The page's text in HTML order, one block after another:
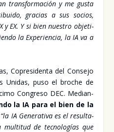
trans­for­ma­ción y me gus­ta
gra­cias a sus socios,
y EX. Y si bien nues­tro obje­ti­
la Expe­rien­cia, la IA va a
Copre­si­den­ta del Con­se­jo
Uni­das, puso el bro­che de
Con­gre­so DEC. Median­
la IA para el bien de la
“la IA Gene­ra­ti­va es el resul­ta­
de tec­no­lo­gías que